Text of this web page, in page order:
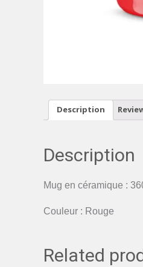
Description
Description
Mug en céramique :
Couleur : Rouge
Related